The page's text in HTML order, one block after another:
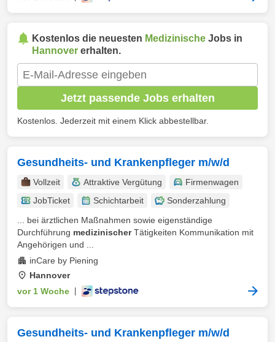
Kostenlos die neuesten Medizinische Jobs in
Hannover erhalten.
Jetzt passende Jobs erhalten
Kostenlos. Jederzeit mit einem Klick abbestellbar.
Gesundheits- und Krankenpfleger m/w/d
Vollzeit Attraktive Vergütung
Firmenwagen
JobTicket
Schichtarbeit
Sonderzahlung
... bei ärztlichen Maßnahmen sowie eigenständige
Durchführung medizinischerTätigkeiten Kommunikation mit
Angehörigen und ...
inCare by Piening
Hannover
vor 1 Woche
Gesundheits- und Krankenpfleger m/w/d